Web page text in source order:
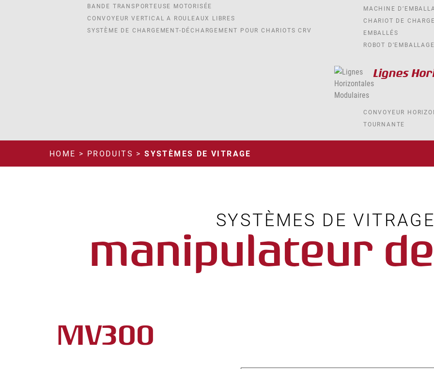
BANDE TRANSPORTEUSE MOTORISÉE
CONVOYEUR VERTICAL A ROULEAUX LIBRES
SYSTÈME DE CHARGEMENT-DÉCHARGEMENT POUR CHARIOTS CRV
MACHINE
CHARIOT DE
EMBALLÉS
ROBOT
Lignes
CONVOYEUR
TOURNANTE
HOME > PRODUITS >SYSTÈMES DE VITRAGE
SYSTÈMES DE VITRAGE
manipulateur
MV300